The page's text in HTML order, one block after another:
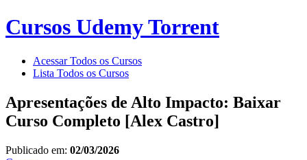
Cursos Udemy Torrent
Acessar Todos os Cursos
Lista Todos os Cursos
Apresentações de Alto Impacto: Baixar
Curso Completo [Alex Castro]
Publicado em: 02/03/2026